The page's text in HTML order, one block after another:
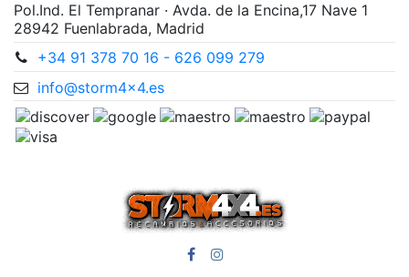
Pol.Ind. El Tempranar · Avda. de la Encina,17 Nave 1
28942 Fuenlabrada, Madrid
+34 91 378 70 16 - 626 099 279
info@storm4x4.es